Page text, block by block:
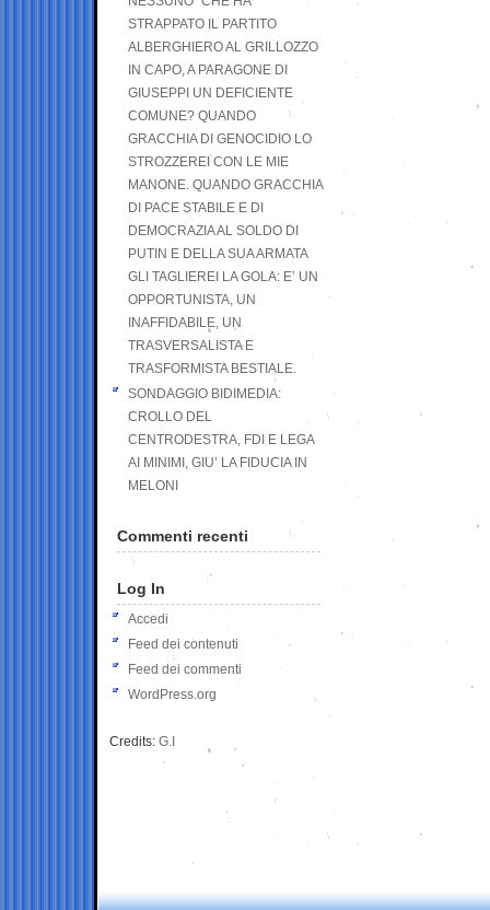
STRAPPATO IL PARTITO
ALBERGHIERO AL GRILLOZZO
IN CAPO, A PARAGONE DI
GIUSEPPI UN DEFICIENTE
COMUNE? QUANDO
GRACCHIA DI GENOCIDIO LO
STROZZEREI CON LE MIE
MANONE. QUANDO GRACCHIA
DI PACE STABILE E DI
DEMOCRAZIA AL SOLDO DI
PUTIN E DELLA SUA ARMATA
GLI TAGLIEREI LA GOLA: E’ UN
OPPORTUNISTA, UN
INAFFIDABILE, UN
TRASVERSALISTA E
TRASFORMISTA BESTIALE.
SONDAGGIO BIDIMEDIA:
CROLLO DEL
CENTRODESTRA, FDI E LEGA
AI MINIMI, GIU’ LA FIDUCIA IN
MELONI
Commenti recenti
Log In
Accedi
Feed dei contenuti
Feed dei commenti
WordPress.org
Credits: G.I